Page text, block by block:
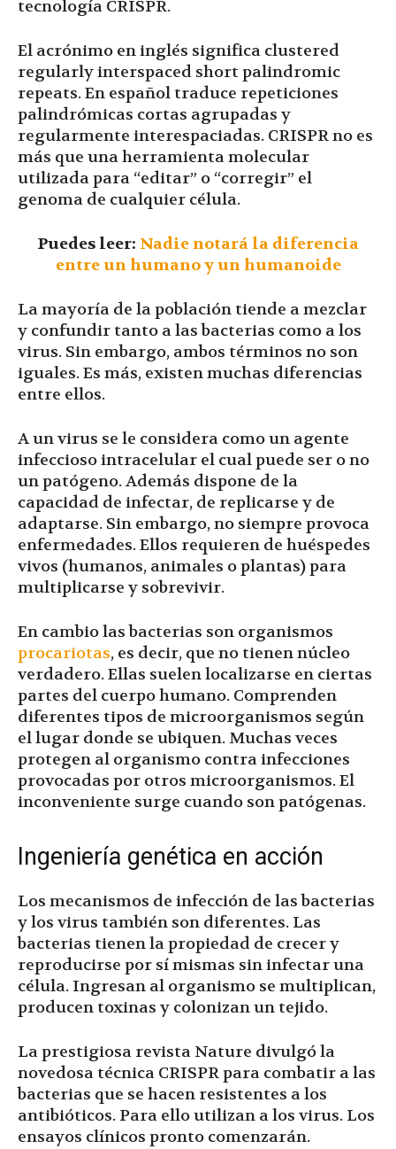
tecnología CRISPR.
El acrónimo en inglés significa clustered
regularly interspaced short palindromic
repeats. En español traduce repeticiones
palindrómicas cortas agrupadas y
regularmente interespaciadas. CRISPR no es
más que una herramienta molecular
utilizada para “editar” o “corregir” el
genoma de cualquier célula.
Puedes leer: Nadie notará la diferencia
entre un humano y un humanoide
La mayoría de la población tiende a mezclar
y confundir tanto a las bacterias como a los
virus. Sin embargo, ambos términos no son
iguales. Es más, existen muchas diferencias
entre ellos.
A un virus se le considera como un agente
infeccioso intracelular el cual puede ser o no
un patógeno. Además dispone de la
capacidad de infectar, de replicarse y de
adaptarse. Sin embargo, no siempre provoca
enfermedades. Ellos requieren de huéspedes
vivos (humanos, animales o plantas) para
multiplicarse y sobrevivir.
En cambio las bacterias son organismos
procariotas, es decir, que no tienen núcleo
verdadero. Ellas suelen localizarse en ciertas
partes del cuerpo humano. Comprenden
diferentes tipos de microorganismos según
el lugar donde se ubiquen. Muchas veces
protegen al organismo contra infecciones
provocadas por otros microorganismos. El
inconveniente surge cuando son patógenas.
Ingeniería genética en acción
Los mecanismos de infección de las bacterias
y los virus también son diferentes. Las
bacterias tienen la propiedad de crecer y
reproducirse por sí mismas sin infectar una
célula. Ingresan al organismo se multiplican,
producen toxinas y colonizan un tejido.
La prestigiosa revista Nature divulgó la
novedosa técnica CRISPR para combatir a las
bacterias que se hacen resistentes a los
antibióticos. Para ello utilizan a los virus. Los
ensayos clínicos pronto comenzarán.